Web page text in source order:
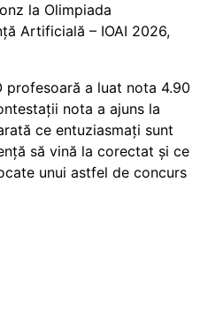
la Olimpiada
Artificială – IOAI 2026,
profesoară a luat nota 4.90
nota a ajuns la
ce entuziasmați sunt
să vină la corectat și ce
unui astfel de concurs